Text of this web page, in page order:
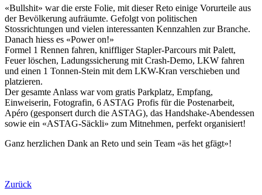
«Bullshit» war die erste Folie, mit dieser Reto einige Vorurteile aus
der Bevölkerung aufräumte. Gefolgt von politischen
Stossrichtungen und vielen interessanten Kennzahlen zur Branche.
Danach hiess es «Power on!»
Formel 1 Rennen fahren, kniffliger Stapler-Parcours mit Palett,
Feuer löschen, Ladungssicherung mit Crash-Demo, LKW fahren
und einen 1 Tonnen-Stein mit dem LKW-Kran verschieben und
platzieren.
Der gesamte Anlass war vom gratis Parkplatz, Empfang,
Einweiserin, Fotografin, 6 ASTAG Profis für die Postenarbeit,
Apéro (gesponsert durch die ASTAG), das Handshake-Abendessen
sowie ein «ASTAG-Säckli» zum Mitnehmen, perfekt organisiert!
Ganz herzlichen Dank an Reto und sein Team «äs het gfägt»!
Zurück